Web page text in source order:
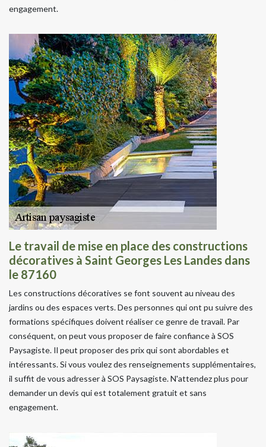
engagement.
Le travail de mise en place des constructions
décoratives à Saint Georges Les Landes dans
le 87160
Les constructions décoratives se font souvent au niveau des
jardins ou des espaces verts. Des personnes qui ont pu suivre des
formations spécifiques doivent réaliser ce genre de travail. Par
conséquent, on peut vous proposer de faire confiance à SOS
Paysagiste. Il peut proposer des prix qui sont abordables et
intéressants. Si vous voulez des renseignements supplémentaires,
il suffit de vous adresser à SOS Paysagiste. N'attendez plus pour
demander un devis qui est totalement gratuit et sans
engagement.